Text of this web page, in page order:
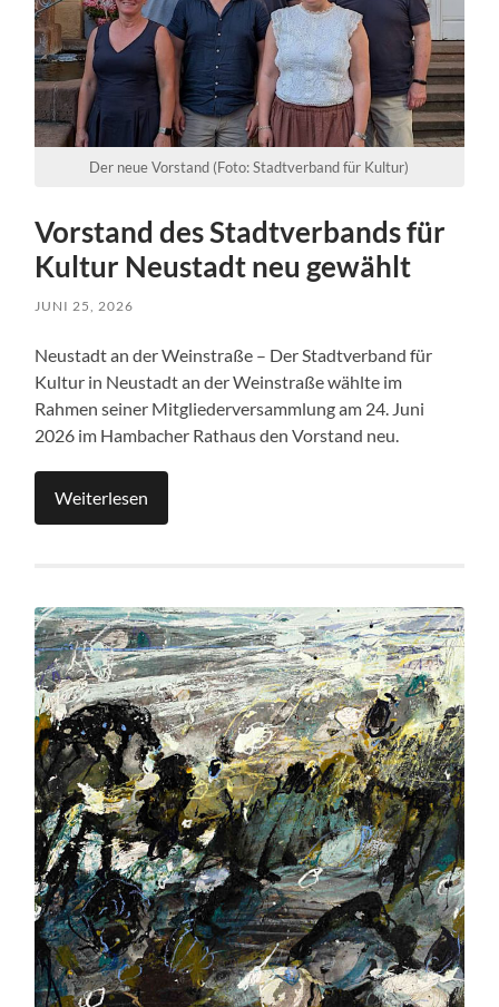
Der neue Vorstand (Foto: Stadtverband für Kultur)
Vorstand des Stadtverbands für
Kultur Neustadt neu gewählt
JUNI 25, 2026
Neustadt an der Weinstraße – Der Stadtverband für
Kultur in Neustadt an der Weinstraße wählte im
Rahmen seiner Mitgliederversammlung am 24. Juni
2026 im Hambacher Rathaus den Vorstand neu.
Weiterlesen